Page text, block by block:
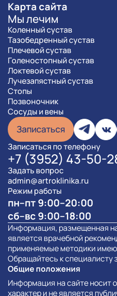
Карта сайта
Мы лечим
Коленный сустав
Тазобедренный сустав
Плечевой сустав
Голеностопный сустав
Локтевой сустав
Лучезапястный сустав
Стопы
Позвоночник
Сосуды и вены
Записаться
Записаться по телефону
+7 (3952) 43-50-
Задать вопрос
admin@artroklinika.ru
Режим работы
пн–пт 9:00–20:00
сб–вс 9:00–18:00
Информация, размещенная
является врачебной
применяемые методики
Обращайтесь к специалисту
Общие положения
Информация на сайте носит
характер и не является